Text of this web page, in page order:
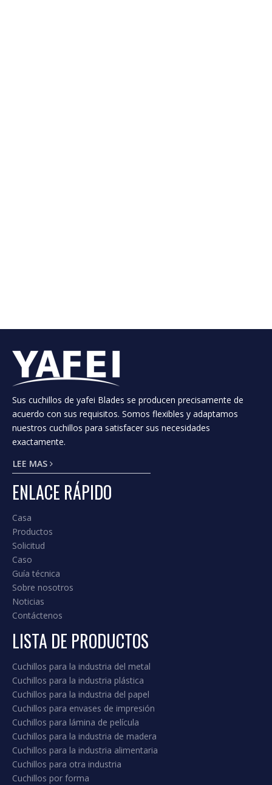
3. Cuchillos Machine para la industria
de cartón corrugado.
Suministramos diseños estándar y personalizados.
Nuestra gama de productos para la industria de
cartón corrugado incluye.
Incluyendo, pero no limitado: cuchillo de corte de